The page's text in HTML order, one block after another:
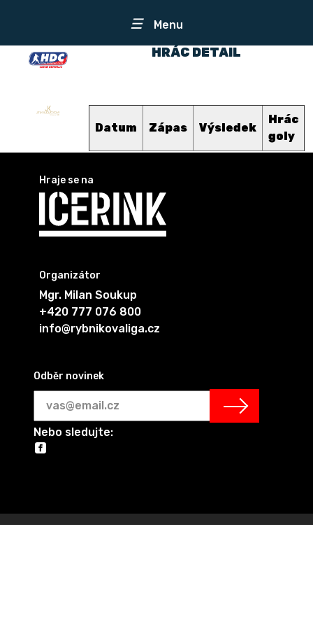
☰ Menu
HRÁC DETAIL
Datum Zápas Výsledek
Hrác
goly
Hraje se na
Organizátor
Mgr. Milan Soukup
+420 777 076 800
info@rybnikovaliga.cz
Odběr novinek
Nebo sledujte: